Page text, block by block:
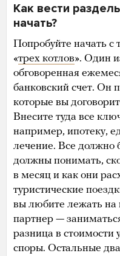
Как вести
начать?
Попробуйте начать с
«трех котлов». Один
обговоренная
банковский счет. Он
которые вы
Внесите туда все
например, ипотеку,
лечение. Все должно
должны понимать,
в месяц и как они
туристические
вы любите лежать
партнер —
разница в стоимости
споры. Остальные